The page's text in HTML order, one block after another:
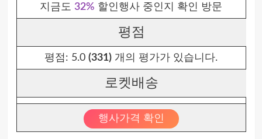
지금도 32% 할인행사 중인지 확인 방문
평점
평점: 5.0 (331) 개의 평가가 있습니다.
로켓배송
행사가격 확인